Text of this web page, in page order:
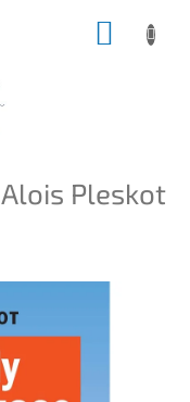
Alois Pleskot